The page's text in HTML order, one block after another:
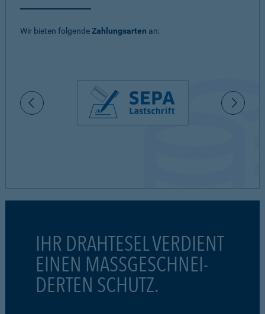
Wir bieten folgendeZahlungsarten an:
IHR DRAHTESEL VERDIENT
EINEN MASSGESCHNEI-
DERTEN SCHUTZ.